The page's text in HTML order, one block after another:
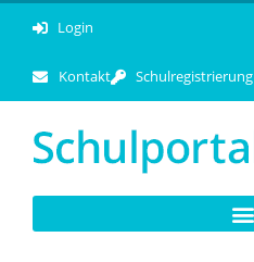
Login
Kontakt Schulregistrierung